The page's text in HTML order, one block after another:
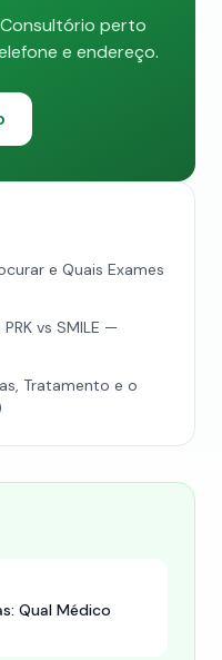
perto
e endereço.
e Quais Exames
vs SMILE —
Tratamento e o
Qual Médico